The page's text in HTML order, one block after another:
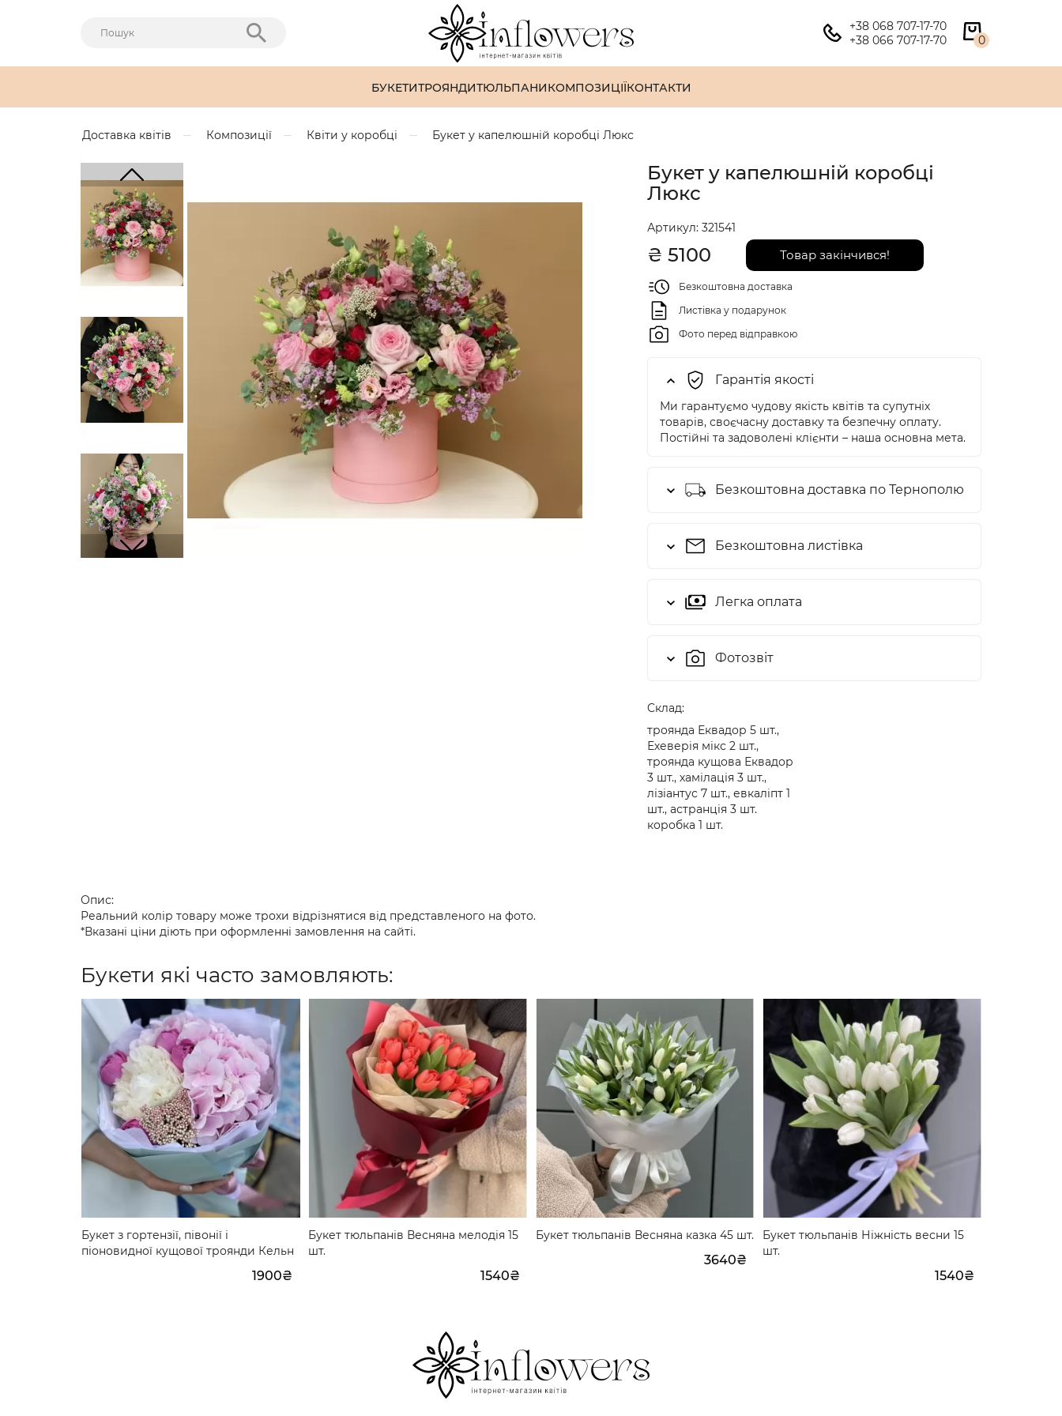
+38 068 707-17-70
+38 066 707-17-70
0
БУКЕТИТРОЯНДИТЮЛЬПАНИКОМПОЗИЦІЇКОНТАКТИ
Доставка квітів Композиції Квіти у коробці Букет у капелюшній коробці Люкс
Букет у капелюшній коробці
Люкс
Артикул: 321541
₴ 5100 Товар закінчився!
Безкоштовна доставка
Листівка у подарунок
Фото перед відправкою
Гарантія якості
Ми гарантуємо чудову якість квітів та супутніх
товарів, своєчасну доставку та безпечну оплату.
Постійні та задоволені клієнти – наша основна мета.
Безкоштовна доставка по Тернополю
Безкоштовна листівка
Легка оплата
Фотозвіт
Cклад:
троянда Еквадор 5 шт.,
Ехеверія мікс 2 шт.,
троянда кущова Еквадор
3 шт., хамілація 3 шт.,
лізіантус 7 шт., евкаліпт 1
шт., астранція 3 шт.
коробка 1 шт.
Опис:
Реальний колір товару може трохи відрізнятися від представленого на фото.
*Вказані ціни діють при оформленні замовлення на сайті.
Букети які часто замовляють:
Букет з гортензії, півонії і
піоновидної кущової троянди Кельн
1900₴
Букет тюльпанів Весняна мелодія 15
шт.
1540₴
Букет тюльпанів Весняна казка 45 шт.
3640₴
Букет тюльпанів Ніжність весни 15
шт.
1540₴